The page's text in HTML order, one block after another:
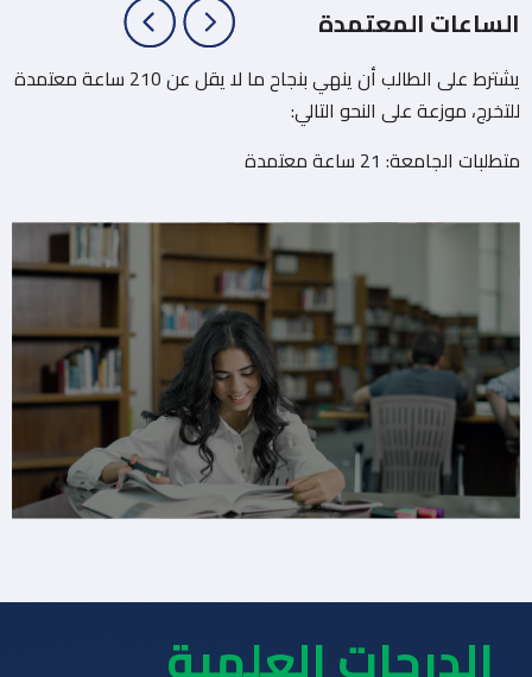
الساعات المعتمدة
يشترط على الطالب أن ينهي بنجاح ما لا يقل عن 210 ساعة معتمدة
للتخرج، موزعة على النحو التالي:
متطلبات الجامعة: 21 ساعة معتمدة
24 ساعة علوم أسنان أساسية.
20 ساعة مقررات قبل سريرية.
77 ساعة مقررات سريرية.
6 ساعات مقررات اختيارية غير أسنان.